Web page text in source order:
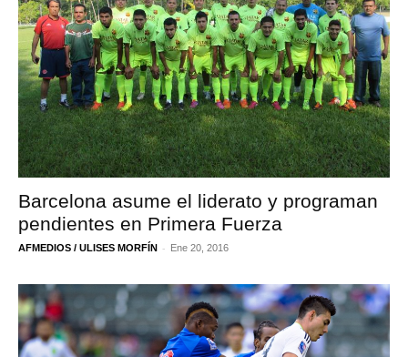
Barcelona asume el liderato y programan
pendientes en Primera Fuerza
AFMEDIOS / ULISES MORFÍN - Ene 20, 2016